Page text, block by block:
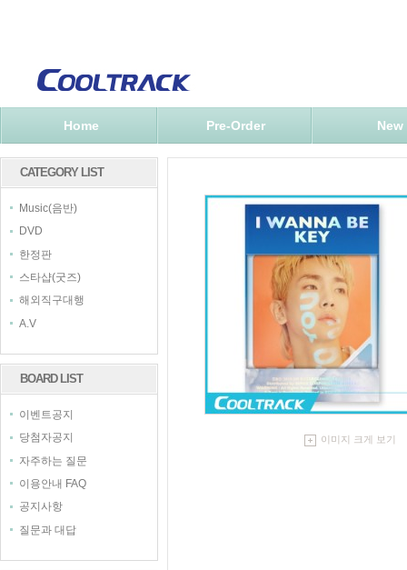
Home Pre-Order New
CATEGORY LIST
Music(음반)
DVD
한정판
스타샵(굿즈)
해외직구대행
A.V
BOARD LIST
이벤트공지
당첨자공지
자주하는 질문
이용안내 FAQ
공지사항
질문과 대답
이미지 크게 보기